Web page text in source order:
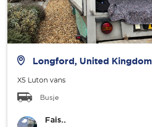
Longford, United Kingdom
X5 Luton vans
Busje
Fais..